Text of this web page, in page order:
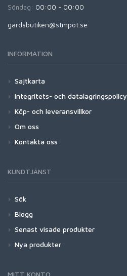
Söndag: 00:00 - 00:00
gardsbutiken@stmpot.se
INFORMATION
Sajtkarta
Integritets- och datalagringspolicy
Köp- och leveransvillkor
Om oss
Kontakta oss
KUNDTJÄNST
Sök
Blogg
Senast visade produkter
Nya produkter
MITT KONTO